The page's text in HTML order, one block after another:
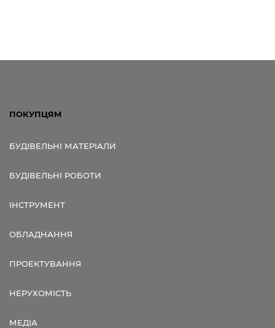
ПОКУПЦЯМ
БУДІВЕЛЬНІ МАТЕРІАЛИ
БУДІВЕЛЬНІ РОБОТИ
ІНСТРУМЕНТ
ОБЛАДНАННЯ
ПРОЕКТУВАННЯ
НЕРУХОМІСТЬ
МЕДІА